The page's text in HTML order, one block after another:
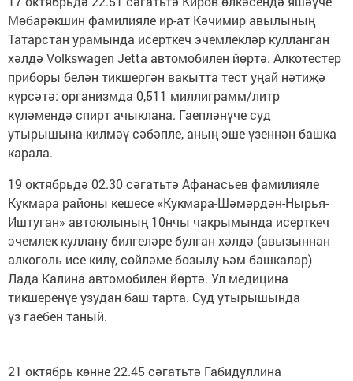
Мөбарәкшин фамилияле ир-ат Кәчимир авылының
Татарстан урамында исерткеч эчемлекләр кулланган
хәлдә Volkswagen Jetta автомобилен йөртә. Алкотестер
приборы белән тикшергән вакытта тест уңай нәтиҗә
күрсәтә: организмда 0,511 миллиграмм/литр
күләмендә спирт ачыклана. Гаепләнүче суд
утырышына килмәү сәбәпле, аның эше үзеннән башка
карала.
19 октябрьдә 02.30 сәгатьтә Афанасьев фамилияле
Кукмара районы кешесе «Кукмара-Шәмәрдән-Нырья-
Иштуган» автоюлының 10нчы чакрымында исерткеч
эчемлек куллану билгеләре булган хәлдә (авызыннан
алкоголь исе килү, сөйләме бозылу һәм башкалар)
Лада Калина автомобилен йөртә. Ул медицина
тикшеренүе узудан баш тарта. Суд утырышында
үз гаебен таный.
21 октябрь көнне 22.45 сәгатьтә Габидуллина